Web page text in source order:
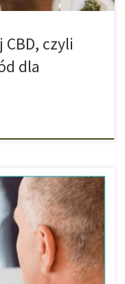
czyli
dla
pozycji jeśli chodzi o
rzędzie są to
Uniwersytecie
stwierdzono, że THC
i zrastanie się